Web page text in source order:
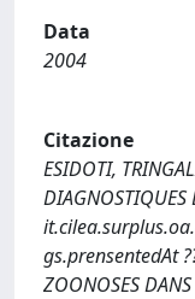
Data
2004
Citazione
ESIDOTI,
DIAGNOSTIQUES
gs.prensentedAt
ZOONOSES